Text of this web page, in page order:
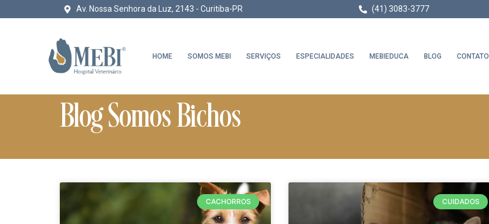
Av. Nossa Senhora da Luz, 2143 - Curitiba-PR (41) 3083-3777
HOME SOMOS MEBI SERVIÇOS ESPECIALIDADES MEBIEDUCA BLOG CONTATO
Blog Somos Bichos
CACHORROS CUIDADOS